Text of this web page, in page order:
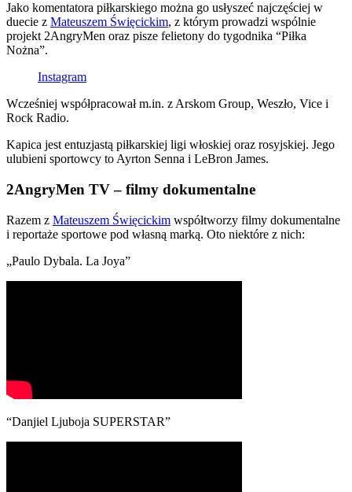
Jako komentatora piłkarskiego można go usłyszeć najczęściej w
duecie z Mateuszem Święcickim, z którym prowadzi wspólnie
projekt 2AngryMen oraz pisze felietony do tygodnika “Piłka
Nożna”.
Instagram
Wcześniej współpracował m.in. z Arskom Group, Weszło, Vice i
Rock Radio.
Kapica jest entuzjastą piłkarskiej ligi włoskiej oraz rosyjskiej. Jego
ulubieni sportowcy to Ayrton Senna i LeBron James.
2AngryMen TV – filmy dokumentalne
Razem z Mateuszem Święcickim współtworzy filmy dokumentalne
i reportaże sportowe pod własną marką. Oto niektóre z nich:
„Paulo Dybala. La Joya”
“Danjiel Ljuboja SUPERSTAR”